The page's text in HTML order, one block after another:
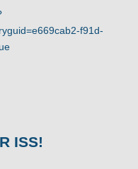
f91d-
ISS!